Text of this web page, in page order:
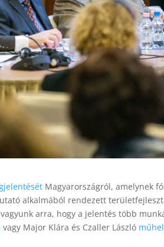
Magyarországról, amelynek
alkalmából rendezett
arra, hogy a jelentés több
vagy Major Klára és Czaller László